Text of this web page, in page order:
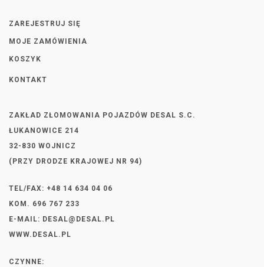
ZAREJESTRUJ SIĘ
MOJE ZAMÓWIENIA
KOSZYK
KONTAKT
ZAKŁAD ZŁOMOWANIA POJAZDÓW DESAL S.C.
ŁUKANOWICE 214
32-830 WOJNICZ
(PRZY DRODZE KRAJOWEJ NR 94)
TEL/FAX: +48 14 634 04 06
KOM. 696 767 233
E-MAIL: DESAL@DESAL.PL
WWW.DESAL.PL
CZYNNE: